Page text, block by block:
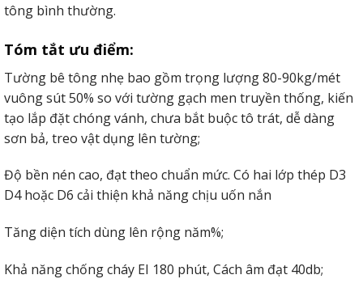
tông bình thường.
Tóm tắt ưu điểm:
Tường bê tông nhẹ bao gồm trọng lượng 80-90kg/mét
vuông sút 50% so với tường gạch men truyền thống, kiến
tạo lắp đặt chóng vánh, chưa bắt buộc tô trát, dễ dàng
sơn bả, treo vật dụng lên tường;
Độ bền nén cao, đạt theo chuẩn mức. Có hai lớp thép D3
D4 hoặc D6 cải thiện khả năng chịu uốn nắn
Tăng diện tích dùng lên rộng năm%;
Khả năng chống cháy EI 180 phút, Cách âm đạt 40db;